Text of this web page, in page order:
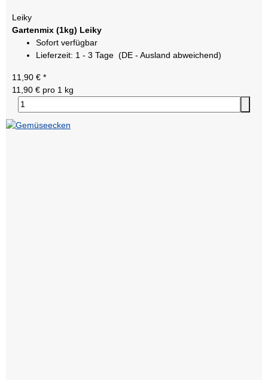
Leiky
Gartenmix (1kg) Leiky
Sofort verfügbar
Lieferzeit: 1 - 3 Tage (DE - Ausland abweichend)
11,90 € *
11,90 € pro 1 kg